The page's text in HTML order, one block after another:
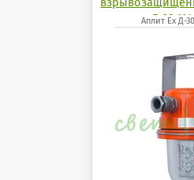
Д-30 М
Аплит Ех Д-